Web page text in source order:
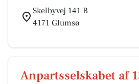
Skelbyvej 141 B
4171 Glumsø
Anpartsselskabet af